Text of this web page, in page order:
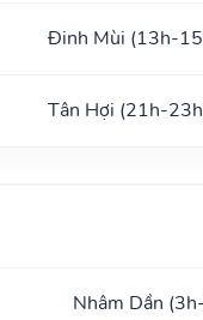
Đinh Mùi (13h-
Tân Hợi (21h-
Nhâm Dần